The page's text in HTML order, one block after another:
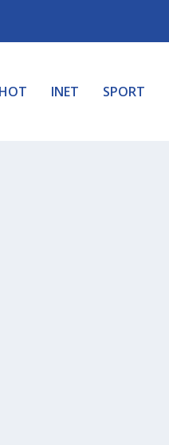
HOT INET SPORT